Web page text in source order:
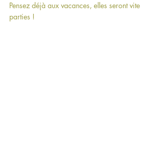
Pensez déjà aux vacances, elles seront vite
parties !